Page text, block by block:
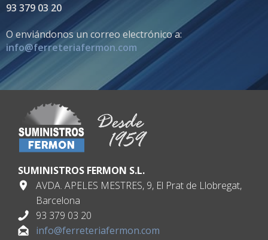
93 379 03 20
O enviándonos un correo electrónico a:
info@ferreteriafermon.com
SUMINISTROS FERMON S.L.
AVDA. APELES MESTRES, 9, El Prat de Llobregat,
Barcelona
93 379 03 20
info@ferreteriafermon.com